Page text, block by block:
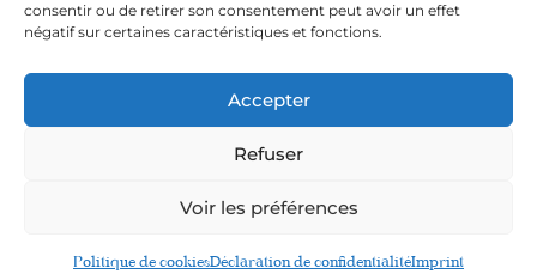
consentir ou de retirer son consentement peut avoir un effet
négatif sur certaines caractéristiques et fonctions.
Accepter
Refuser
Voir les préférences
Politique de cookiesDéclaration de confidentialitéImprint
Politique de cookies (UE)
Déclaration de confidentialité (UE)
Imprint
Plus Size Story
Site réalisé par e-